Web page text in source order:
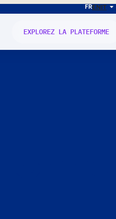
FRENIT
EXPLOREZ LA PLATEFORME